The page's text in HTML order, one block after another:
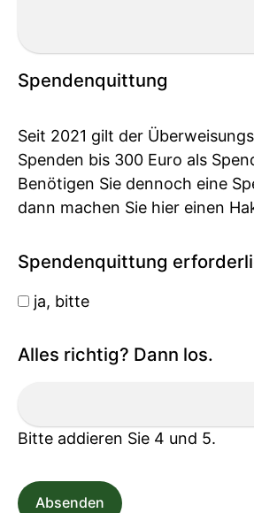
Spendenquittung
Seit 2021 gilt der
Spenden bis 300 Euro als
Benötigen Sie dennoch eine
dann machen Sie hier einen
Spendenquittung
ja, bitte
Alles richtig? Dann los.
Bitte addieren Sie 4 und 5.
Absenden